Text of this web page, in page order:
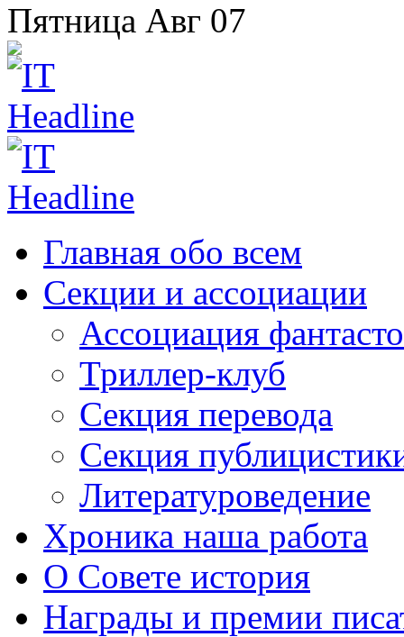
Пятница Авг 07
Главная обо всем
Секции и ассоциации
Ассоциация
Триллер-клуб
Секция перевода
Секция
Литературоведение
Хроника наша работа
О Совете история
Награды и премии